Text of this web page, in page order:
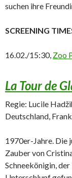
suchen ihre
SCREENING
16.02./15:30, Zoo
La Tour de
Regie: Lucile
Deutschland,
1970er-Jahre. Die
Zauber von
Schneekönigin,